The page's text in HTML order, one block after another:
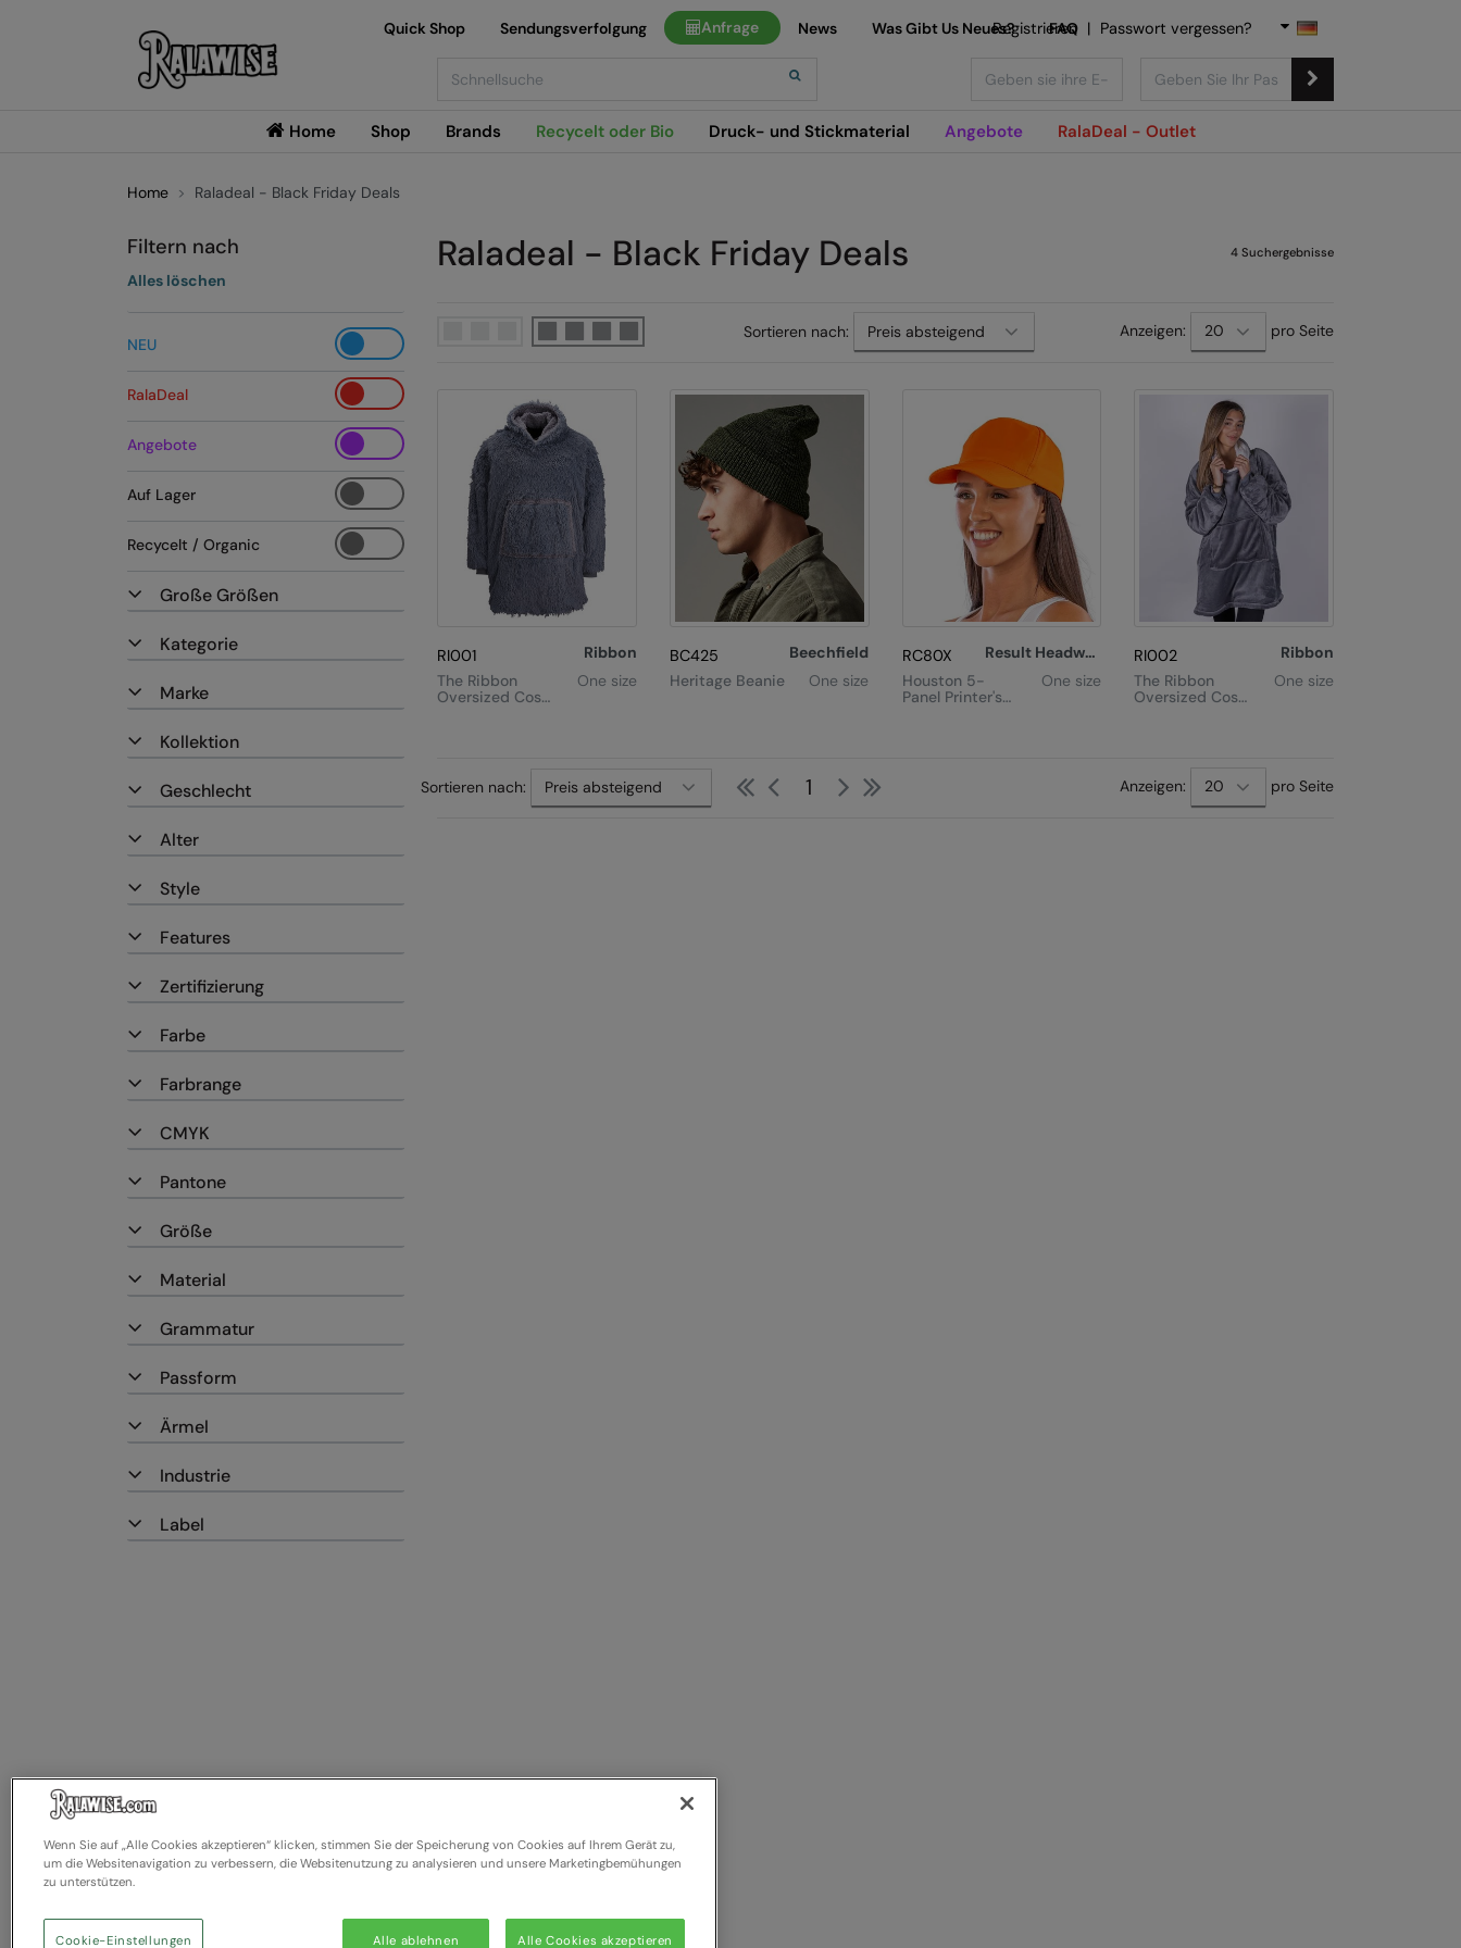
Home Shop Brands Recycelt oder Bio Druck- und Stickmaterial Angebote RalaDeal - Outlet
Quick Shop Sendungsverfolgung Anfrage News Was Gibt Us Neues? FAQ
Registrieren | Passwort vergessen?
Home Raladeal - Black Friday Deals
Raladeal - Black Friday Deals 4 Suchergebnisse
Sortieren nach: Anzeigen: pro Seite
RI001
Ribbon
The Ribbon
Oversized Cosy
One size
BC425
Beechfield
Heritage Beanie
One size
RC80X
Result Headwear
Houston 5-
Panel Printer's
One size
RI002
Ribbon
The Ribbon
Oversized Cosy
One size
Sortieren nach: FirstPrevious
1 Next Anzeigen: pro Seite
Filtern nach
Alles löschen
NEU
RalaDeal
Angebote
Auf Lager
Recycelt / Organic
Große Größen
Kategorie
Marke
Kollektion
Geschlecht
Alter
Style
Features
Zertifizierung
Farbe
Farbrange
CMYK
Pantone
Größe
Material
Grammatur
Passform
Ärmel
Industrie
Label
Wenn Sie auf „Alle Cookies akzeptieren“ klicken, stimmen Sie der Speicherung von Cookies auf Ihrem Gerät zu,
um die Websitenavigation zu verbessern, die Websitenutzung zu analysieren und unsere Marketingbemühungen
zu unterstützen.
Alle ablehnen Alle Cookies akzeptieren
Cookie-Einstellungen